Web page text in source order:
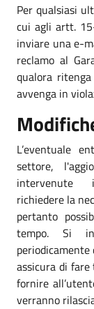
Per qualsiasi
cui agli artt.
inviare una e-
reclamo al
qualora
avvenga in
L’eventuale
settore,
intervenute
richiedere la
pertanto
tempo. Si
periodicamente
assicura di
fornire
verranno